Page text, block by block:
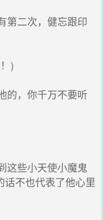
第二次，健忘跟印
)
的，你千万不要听
这些小天使小魔鬼
话不也代表了他心里